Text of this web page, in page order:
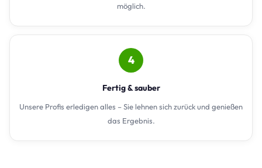
möglich.
4
Fertig & sauber
Unsere Profis erledigen alles – Sie lehnen sich zurück und genießen
das Ergebnis.